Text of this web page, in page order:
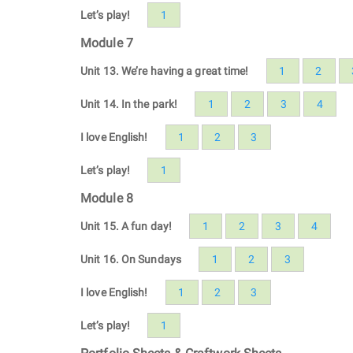
Let’s play! 1
Module 7
Unit 13. We’re having a great time! 1 2
Unit 14. In the park! 1 2 3 4
I love English! 1 2 3
Let’s play! 1
Module 8
Unit 15. A fun day! 1 2 3 4
Unit 16. On Sundays 1 2 3
I love English! 1 2 3
Let’s play! 1